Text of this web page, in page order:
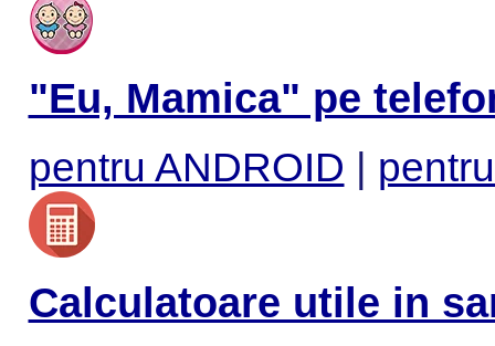
"Eu, Mamica" pe
pentru ANDROID |
Calculatoare utile in